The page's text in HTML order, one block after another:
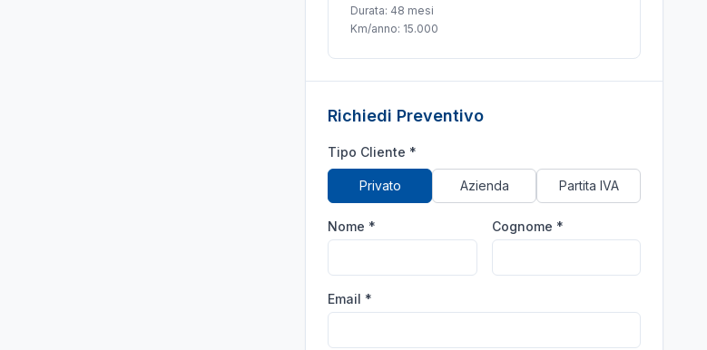
Durata: 48 mesi
Km/anno: 15.000
Richiedi Preventivo
Tipo Cliente *
Privato Azienda Partita IVA
Nome * Cognome *
Email *